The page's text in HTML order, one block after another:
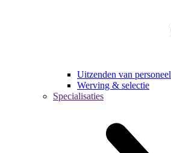
Uitzenden van personeel
Werving & selectie
Specialisaties